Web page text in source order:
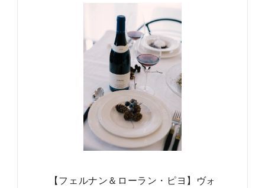
【フェルナン＆ローラン・ピヨ】ヴォ